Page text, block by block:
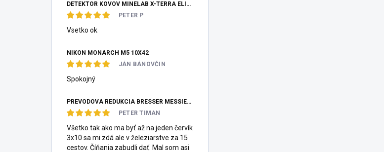
DETEKTOR KOVOV MINELAB X-TERRA ELITE PINPOITER SET
PETER P
Vsetko ok
NIKON MONARCH M5 10X42
JÁN BÁNOVČIN
Spokojný
PREVODOVÁ REDUKCIA BRESSER MESSIER HEXAFOC 1:10
PETER TIMAN
Všetko tak ako ma byť až na jeden červík
3x10 sa mi zdá ale v železiarstve za 15
cestov. Číňania zabudli dať. Mal som asi